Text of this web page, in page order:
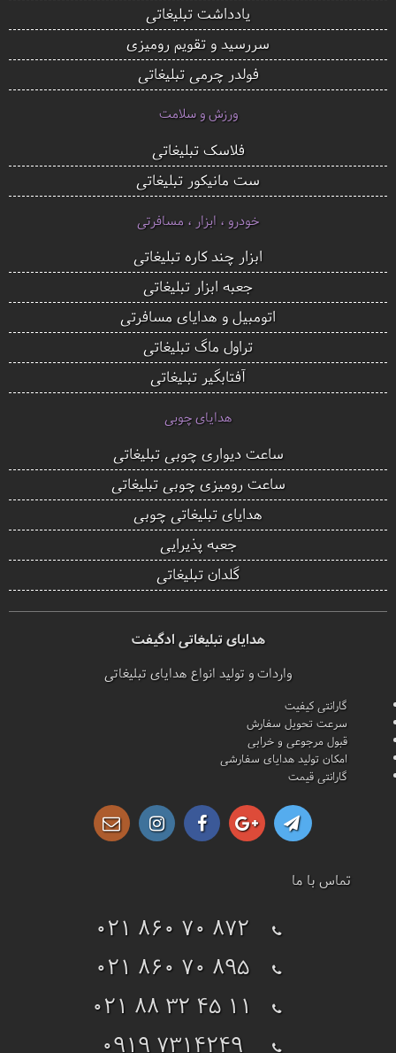
یادداشت تبلیغاتی
سررسید و تقویم رومیزی
فولدر چرمی تبلیغاتی
ورزش و سلامت
فلاسک تبلیغاتی
ست مانیکور تبلیغاتی
خودرو ، ابزار ، مسافرتی
ابزار چند کاره تبلیغاتی
جعبه ابزار تبلیغاتی
اتومبیل و هدایای مسافرتی
تراول ماگ تبلیغاتی
آفتابگیر تبلیغاتی
هدایای چوبی
ساعت دیواری چوبی تبلیغاتی
ساعت رومیزی چوبی تبلیغاتی
هدایای تبلیغاتی چوبی
جعبه پذیرایی
گلدان تبلیغاتی
هدایای تبلیغاتی ادگیفت
واردات و تولید انواع هدایای تبلیغاتی
گارانتی کیفیت
سرعت تحویل سفارش
قبول مرجوعی و خرابی
امکان تولید هدایای سفارشی
گارانتی قیمت
تماس با ما
021 860 70 872
021 860 70 895
021 88 32 45 11
0919 7314249